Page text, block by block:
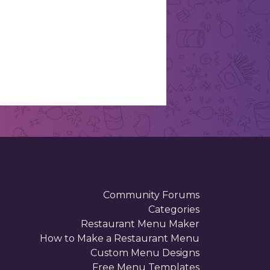
. . . . . . . . . . . . . . . . . .
. . . . . . . . . . . . . . . . . .
. . . . . . . . . . . . . . . . . .
. . . . . . . . . . . . . . . . . .
. . . . . . . . . . . . . . . . . .
Community Forums
Categories
Restaurant Menu Maker
How to Make a Restaurant Menu
Custom Menu Designs
Free Menu Templates